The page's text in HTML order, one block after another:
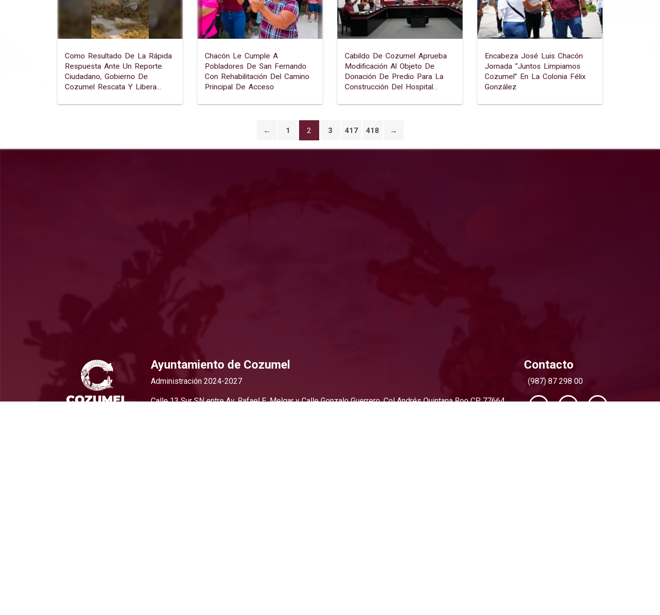
Como Resultado De La Rápida
Respuesta Ante Un Reporte
Ciudadano, Gobierno De
Cozumel Rescata Y Libera
Martín
Chacón Le Cumple A
Pobladores De San Fernando
Con Rehabilitación Del Camino
Principal De Acceso
Cabildo De Cozumel Aprueba
Modificación Al Objeto De
Donación De Predio Para La
Construcción Del Hospital
Encabeza José Luis Chacón
Jornada “juntos Limpiamos
Cozumel” En La Colonia Félix
González
← 1 2 3 417 418 →
Ayuntamiento de Cozumel
Administración 2024-2027
Calle 13 Sur SN entre Av. Rafael E. Melgar y Calle Gonzalo Guerrero, Col Andrés Quintana Roo CP 77664
Contacto
(987) 87 298 00